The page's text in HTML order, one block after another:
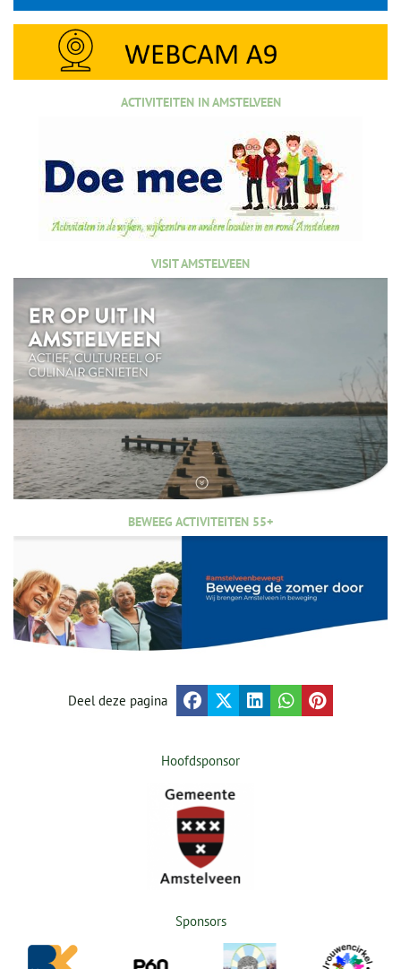
ACTIVITEITEN IN AMSTELVEEN
VISIT AMSTELVEEN
BEWEEG ACTIVITEITEN 55+
Deel deze pagina
Hoofdsponsor
Sponsors